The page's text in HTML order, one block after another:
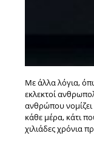
Με άλλα λόγια,
εκλεκτοί
ανθρώπου νομίζει
κάθε μέρα, κάτι
χιλιάδες χρόνια